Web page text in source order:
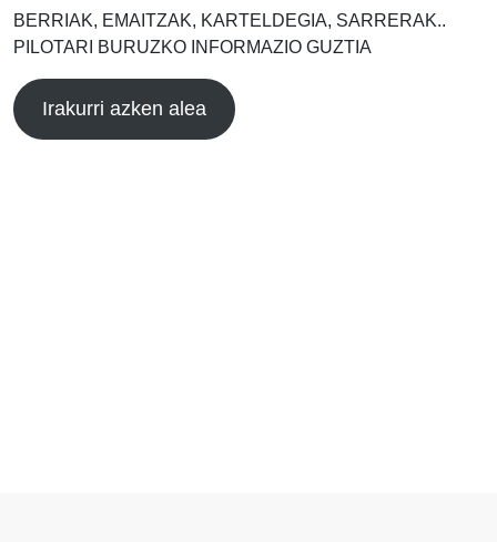
BERRIAK, EMAITZAK, KARTELDEGIA, SARRERAK..
PILOTARI BURUZKO INFORMAZIO GUZTIA
Irakurri azken alea